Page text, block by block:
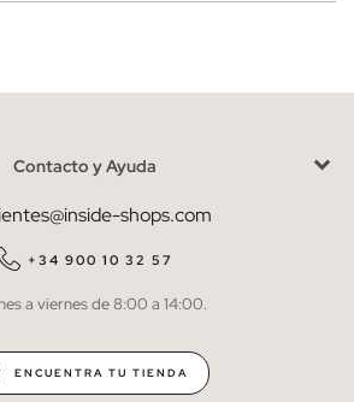
lapolítica de privacidad
SUSCRIBIRME
la suscripción en cualquier momento.
Contacto y Ayuda
shops.com
+34 900 10 32 57
a viernes de 8:00 a 14:00.
ENCUENTRA TU TIENDA